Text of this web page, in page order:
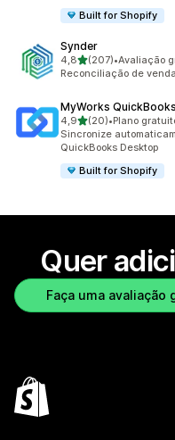
Built for Shopify
Synder
4,8de 5 estrelas
(207)
207 avaliações ao todo
•Avaliação
Reconciliação de
MyWorks
4,9de 5 estrelas
(20)
20 avaliações ao todo
•Plano
Sincronize
QuickBooks Desktop
Built for Shopify
Quer
Faça uma